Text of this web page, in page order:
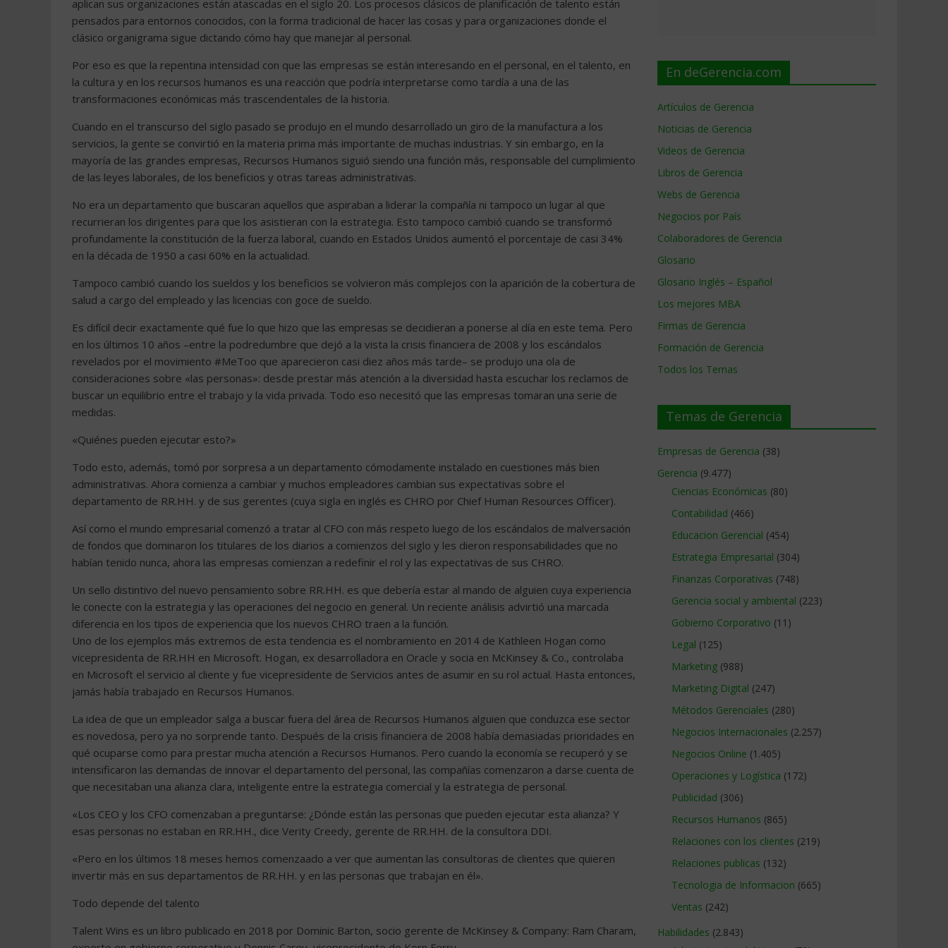
aplican sus organizaciones están atascadas en el siglo 20. Los procesos clásicos de planificación de talento están
pensados para entornos conocidos, con la forma tradicional de hacer las cosas y para organizaciones donde el
clásico organigrama sigue dictando cómo hay que manejar al personal.
Por eso es que la repentina intensidad con que las empresas se están interesando en el personal, en el talento, en
la cultura y en los recursos humanos es una reacción que podría interpretarse como tardía a una de las
transformaciones económicas más trascendentales de la historia.
Cuando en el transcurso del siglo pasado se produjo en el mundo desarrollado un giro de la manufactura a los
servicios, la gente se convirtió en la materia prima más importante de muchas industrias. Y sin embargo, en la
mayoría de las grandes empresas, Recursos Humanos siguió siendo una función más, responsable del cumplimiento
de las leyes laborales, de los beneficios y otras tareas administrativas.
No era un departamento que buscaran aquellos que aspiraban a liderar la compañía ni tampoco un lugar al que
recurrieran los dirigentes para que los asistieran con la estrategia. Esto tampoco cambió cuando se transformó
profundamente la constitución de la fuerza laboral, cuando en Estados Unidos aumentó el porcentaje de casi 34%
en la década de 1950 a casi 60% en la actualidad.
Tampoco cambió cuando los sueldos y los beneficios se volvieron más complejos con la aparición de la cobertura de
salud a cargo del empleado y las licencias con goce de sueldo.
Es difícil decir exactamente qué fue lo que hizo que las empresas se decidieran a ponerse al día en este tema. Pero
en los últimos 10 años –entre la podredumbre que dejó a la vista la crisis financiera de 2008 y los escándalos
revelados por el movimiento #MeToo que aparecieron casi diez años más tarde– se produjo una ola de
consideraciones sobre «las personas»: desde prestar más atención a la diversidad hasta escuchar los reclamos de
buscar un equilibrio entre el trabajo y la vida privada. Todo eso necesitó que las empresas tomaran una serie de
medidas.
«Quiénes pueden ejecutar esto?»
Todo esto, además, tomó por sorpresa a un departamento cómodamente instalado en cuestiones más bien
administrativas. Ahora comienza a cambiar y muchos empleadores cambian sus expectativas sobre el
departamento de RR.HH. y de sus gerentes (cuya sigla en inglés es CHRO por Chief Human Resources Officer).
Así como el mundo empresarial comenzó a tratar al CFO con más respeto luego de los escándalos de malversación
de fondos que dominaron los titulares de los diarios a comienzos del siglo y les dieron responsabilidades que no
habían tenido nunca, ahora las empresas comienzan a redefinir el rol y las expectativas de sus CHRO.
Un sello distintivo del nuevo pensamiento sobre RR.HH. es que debería estar al mando de alguien cuya experiencia
le conecte con la estrategia y las operaciones del negocio en general. Un reciente análisis advirtió una marcada
diferencia en los tipos de experiencia que los nuevos CHRO traen a la función.
Uno de los ejemplos más extremos de esta tendencia es el nombramiento en 2014 de Kathleen Hogan como
vicepresidenta de RR.HH en Microsoft. Hogan, ex desarrolladora en Oracle y socia en McKinsey & Co., controlaba
en Microsoft el servicio al cliente y fue vicepresidente de Servicios antes de asumir en su rol actual. Hasta entonces,
jamás había trabajado en Recursos Humanos.
La idea de que un empleador salga a buscar fuera del área de Recursos Humanos alguien que conduzca ese sector
es novedosa, pero ya no sorprende tanto. Después de la crisis financiera de 2008 había demasiadas prioridades en
qué ocuparse como para prestar mucha atención a Recursos Humanos. Pero cuando la economía se recuperó y se
intensificaron las demandas de innovar el departamento del personal, las compañías comenzaron a darse cuenta de
que necesitaban una alianza clara, inteligente entre la estrategia comercial y la estrategia de personal.
«Los CEO y los CFO comenzaban a preguntarse: ¿Dónde están las personas que pueden ejecutar esta alianza? Y
esas personas no estaban en RR.HH., dice Verity Creedy, gerente de RR.HH. de la consultora DDI.
«Pero en los últimos 18 meses hemos comenzaado a ver que aumentan las consultoras de clientes que quieren
invertir más en sus departamentos de RR.HH. y en las personas que trabajan en él».
Todo depende del talento
Talent Wins es un libro publicado en 2018 por Dominic Barton, socio gerente de McKinsey & Company: Ram Charam,
En deGerencia.com
Artículos de Gerencia
Noticias de Gerencia
Videos de Gerencia
Libros de Gerencia
Webs de Gerencia
Negocios por País
Colaboradores de Gerencia
Glosario
Glosario Inglés – Español
Los mejores MBA
Firmas de Gerencia
Formación de Gerencia
Todos los Temas
Temas de Gerencia
Empresas de Gerencia (38)
Gerencia (9.477)
Ciencias Económicas (80)
Contabilidad (466)
Educacion Gerencial (454)
Estrategia Empresarial (304)
Finanzas Corporativas (748)
Gerencia social y ambiental (223)
Gobierno Corporativo (11)
Legal (125)
Marketing (988)
Marketing Digital (247)
Métodos Gerenciales (280)
Negocios Internacionales (2.257)
Negocios Online (1.405)
Operaciones y Logística (172)
Publicidad (306)
Recursos Humanos (865)
Relaciones con los clientes (219)
Relaciones publicas (132)
Tecnologia de Informacion (665)
Ventas (242)
Habilidades (2.843)